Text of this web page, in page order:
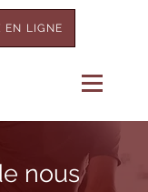
EN LIGNE
nous